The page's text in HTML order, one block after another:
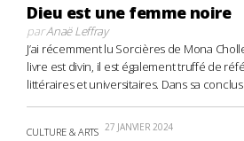
Dieu est une femme noire
parAnaë Leffray
J’ai récemment lu Sorcières de Mona
livre est divin, il est également truffé de
littéraires et universitaires. Dans sa
CULTURE & ARTS 27 JANVIER 2024